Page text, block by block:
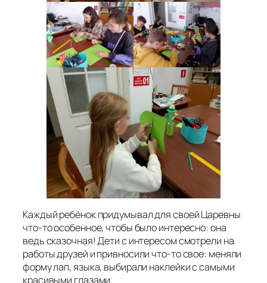
Каждый ребёнок придумывал для своей Царевны
что-то особенное, чтобы было интересно: она
ведь сказочная! Дети с интересом смотрели на
работы друзей и привносили что-то свое: меняли
форму лап, языка, выбирали наклейки с самыми
красивыми глазами.